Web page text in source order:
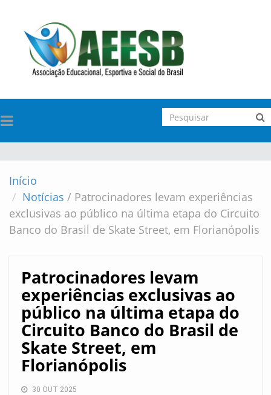
TOGGLE
NAVIGATION
Início
Notícias / Patrocinadores levam experiências
exclusivas ao público na última etapa do Circuito
Banco do Brasil de Skate Street, em Florianópolis
Patrocinadores levam
experiências exclusivas ao
público na última etapa do
Circuito Banco do Brasil de
Skate Street, em
Florianópolis
30 OUT 2025